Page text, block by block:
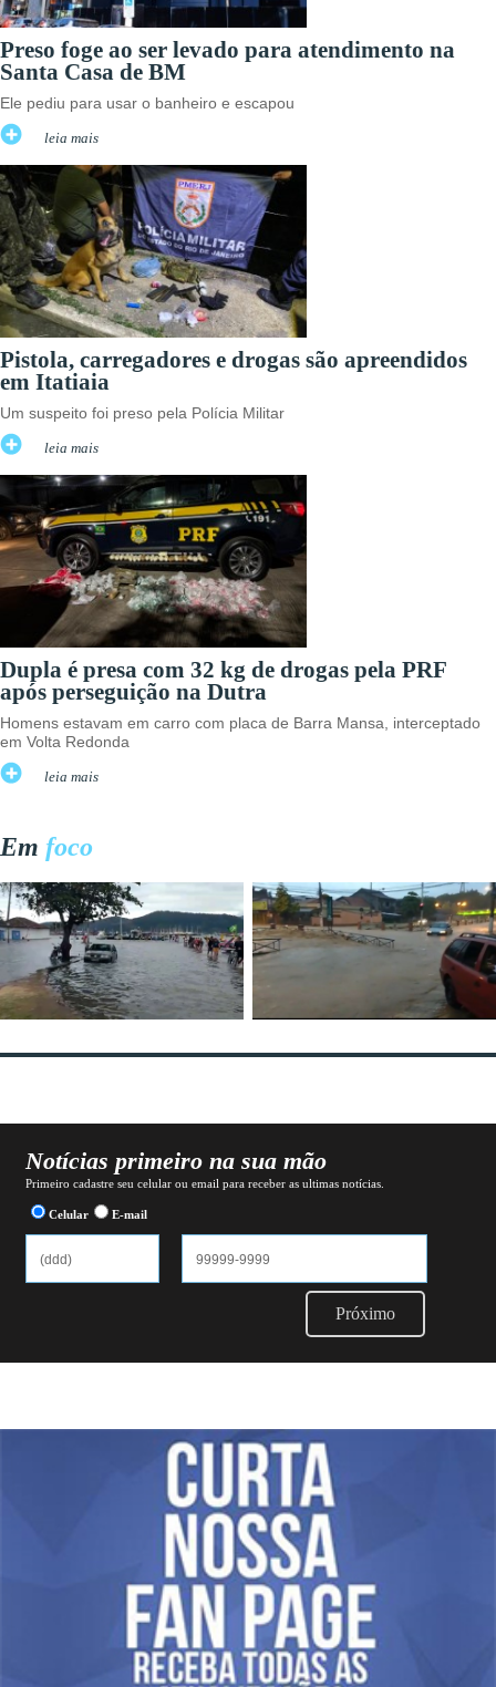
Preso foge ao ser levado para atendimento na
Santa Casa de BM
Ele pediu para usar o banheiro e escapou
leia mais
Pistola, carregadores e drogas são apreendidos
em Itatiaia
Um suspeito foi preso pela Polícia Militar
leia mais
Dupla é presa com 32 kg de drogas pela PRF
após perseguição na Dutra
Homens estavam em carro com placa de Barra Mansa, interceptado
em Volta Redonda
leia mais
Em foco
Notícias primeiro na sua mão
Primeiro cadastre seu celular ou email para receber as ultimas notícias.
Celular E-mail
Próximo